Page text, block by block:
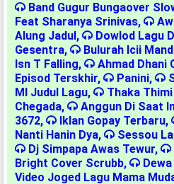
Band Gugur Bungaover
Feat Sharanya Srinivas,
Alung Jadul,
Dowlod Lagu
Gesentra, Bulurah Icii
Isn T Falling, Ahmad Dhani
Episod Terskhir, Panini,
Ml Judul Lagu, Thaka
Chegada, Anggun Di Saat
3672, Iklan Gopay Terbaru,
Nanti Hanin Dya, Sessou
Dj Simpapa Awas Tewur,
Bright Cover Scrubb,
Video Joged Lagu Mama